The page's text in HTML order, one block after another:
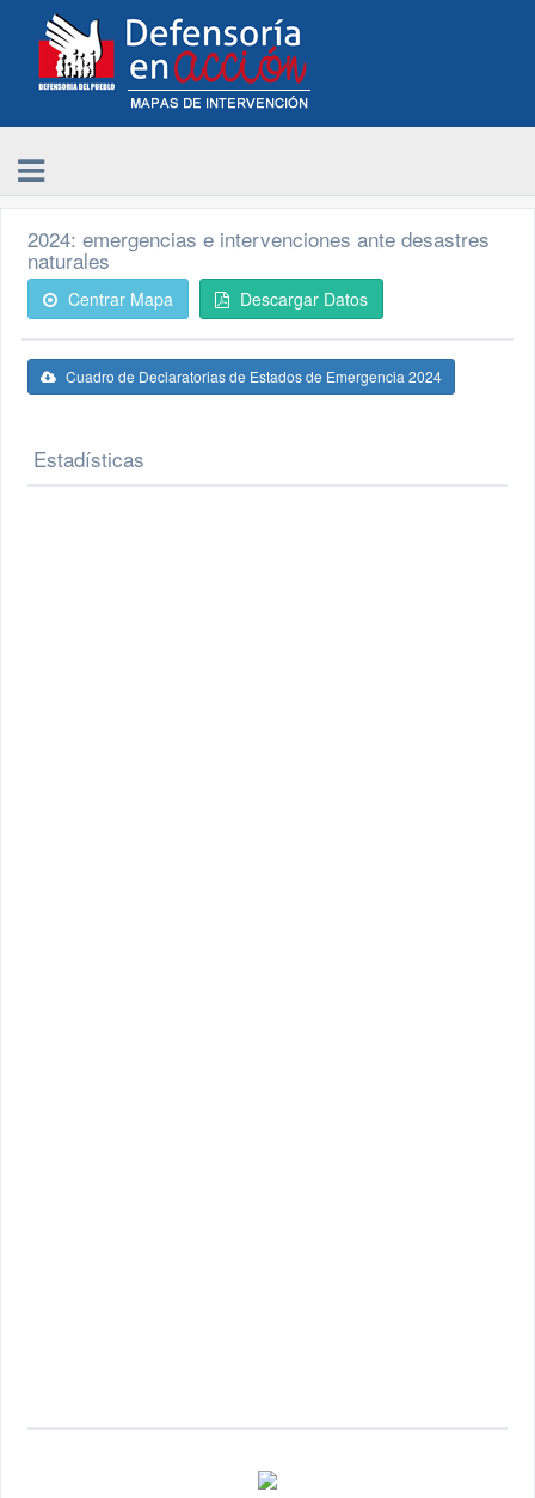
2024: emergencias e intervenciones ante desastres
naturales
Centrar Mapa Descargar Datos
Cuadro de Declaratorias de Estados de Emergencia 2024
Estadísticas